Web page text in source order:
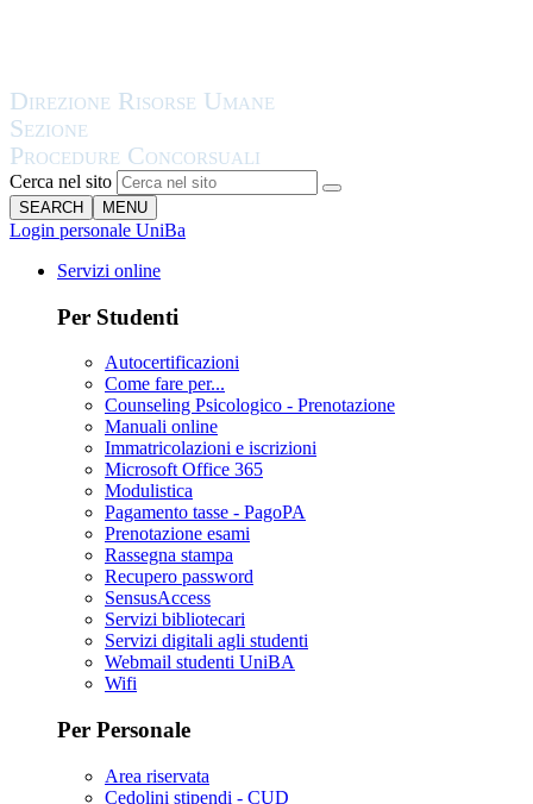
Cerca nel sito
SEARCH MENU
Login personale UniBa
Servizi online
Per Studenti
Autocertificazioni
Come fare per...
Counseling Psicologico - Prenotazione
Manuali online
Immatricolazioni e iscrizioni
Microsoft Office 365
Modulistica
Pagamento tasse - PagoPA
Prenotazione esami
Rassegna stampa
Recupero password
SensusAccess
Servizi bibliotecari
Servizi digitali agli studenti
Webmail studenti UniBA
Wifi
Per Personale
Area riservata
Cedolini stipendi - CUD